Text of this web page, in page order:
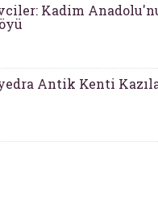
Kadim
Antik Kenti